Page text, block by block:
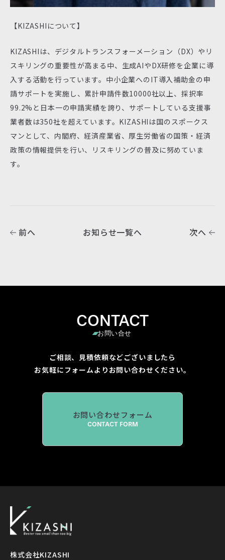
【KIZASHIについて】
KIZASHIは、デジタルトランスフォーメーション（DX）やリ
スキリングの重要性が高まる中、生成AIやDX研修を企業に導
入する活動を行っています。中小企業へのIT導入補助金の申
請サポートを実施し、累計申請件数10000社以上、採択率
99.2%と日本一の申請実績を誇り、サポートしている支援事
業者数は350社を超えています。KIZASHIは国のスポークス
マンとして、内閣府、経済産業省、厚生労働省の国策・経済
政策の情報提供を行い、リスキリングの普及に努めていま
す。
前へ お知らせ一覧へ 次へ
CONTACT
お問い合せ
ご相談、見積依頼などございましたら
お気軽にフォームよりお問い合わせください。
お問い合わせフォーム
CONTACT FORM
株式会社KIZASHI